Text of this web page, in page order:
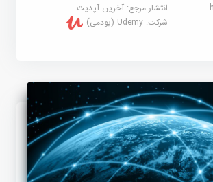
انتشار مرجع:آخرین آپدیت
شرکت:Udemy (یودمی)